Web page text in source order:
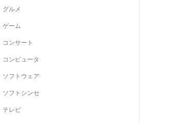
グルメ
ゲーム
コンサート
コンピュータ
ソフトウェア
ソフトシンセ
テレビ